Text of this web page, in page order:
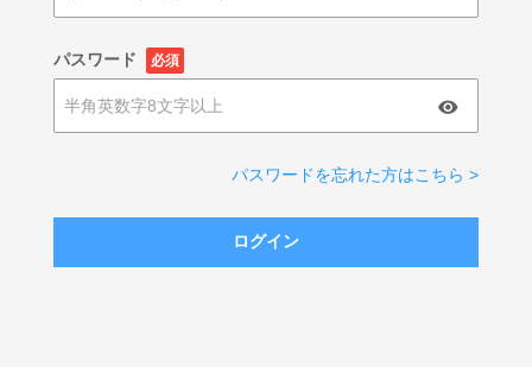
パスワード 必須
パスワードを忘れた方はこちら >
ログイン